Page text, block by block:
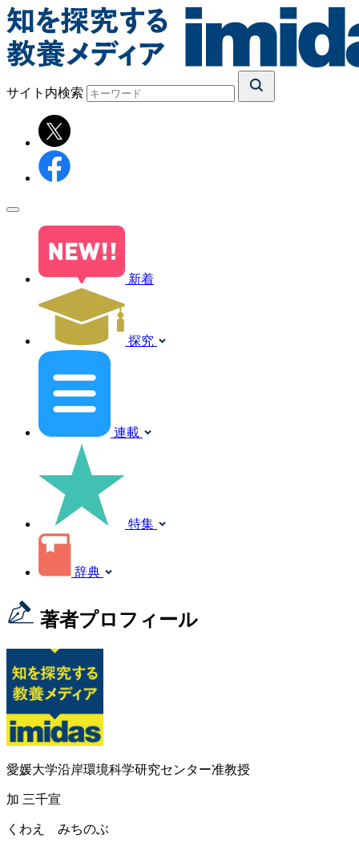
サイト内検索
新着
探究
連載
特集
辞典
著者プロフィール
愛媛大学沿岸環境科学研究センター准教授
加 三千宣
くわえ みちのぶ